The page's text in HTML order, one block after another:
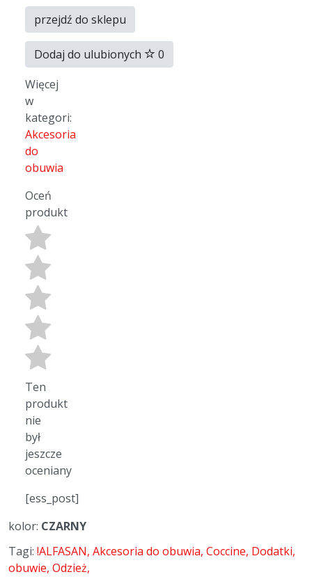
przejdź do sklepu
Dodaj do ulubionych
0
Więcej
w
kategori:
Akcesoria
do
obuwia
Oceń
produkt
Ten
produkt
nie
był
jeszcze
oceniany
[ess_post]
kolor: CZARNY
Tagi: !ALFASAN Akcesoria do obuwia Coccine Dodatki
obuwie Odzież